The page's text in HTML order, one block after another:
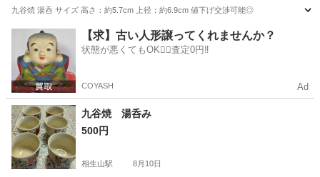
九谷焼 湯呑 サイズ 高さ：約5.7cm 上径：約6.9cm 値下げ交渉可能◎
名古屋市 相生山駅 食器 九谷焼
【求】古い人形譲ってくれませんか？
状態が悪くてもOK🙆‍♀️査定0円‼️
COYASH Ad
九谷焼 湯呑み
500円
相生山駅 8月10日